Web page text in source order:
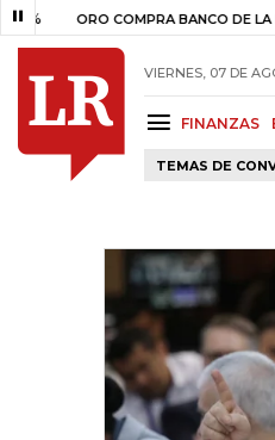
ORO COMPRA BANCO DE LA
VIERNES, 07 DE
FINANZAS
TEMAS DE